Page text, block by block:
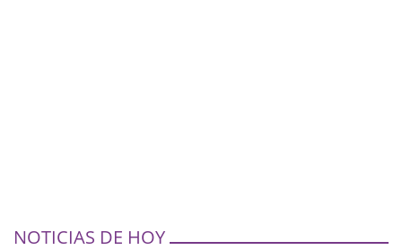
NOTICIAS DE HOY